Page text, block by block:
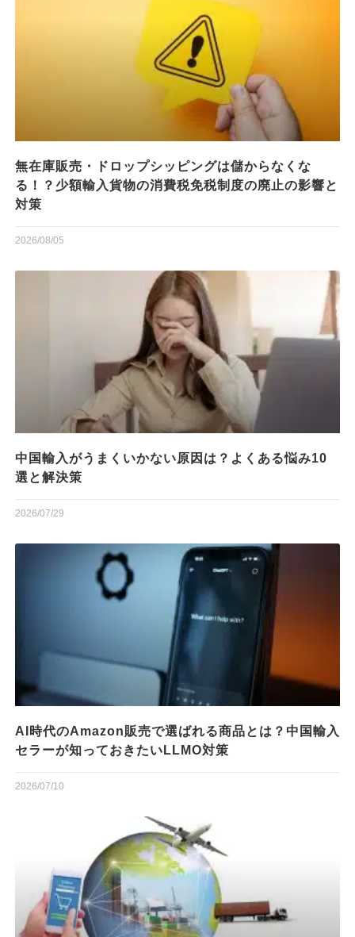
無在庫販売・ドロップシッピングは儲からなくな
る！？少額輸入貨物の消費税免税制度の廃止の影響と
対策
2026/08/05
中国輸入がうまくいかない原因は？よくある悩み10
選と解決策
2026/07/29
AI時代のAmazon販売で選ばれる商品とは？中国輸入
セラーが知っておきたいLLMO対策
2026/07/10